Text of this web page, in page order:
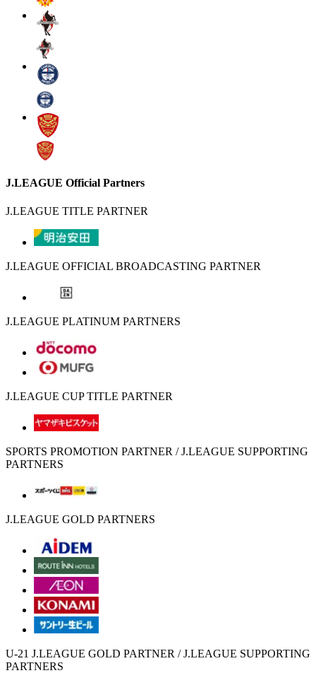
J.LEAGUE Official Partners
J.LEAGUE TITLE PARTNER
J.LEAGUE OFFICIAL BROADCASTING PARTNER
J.LEAGUE PLATINUM PARTNERS
J.LEAGUE CUP TITLE PARTNER
SPORTS PROMOTION PARTNER / J.LEAGUE SUPPORTING
PARTNERS
J.LEAGUE GOLD PARTNERS
U-21 J.LEAGUE GOLD PARTNER / J.LEAGUE SUPPORTING
PARTNERS